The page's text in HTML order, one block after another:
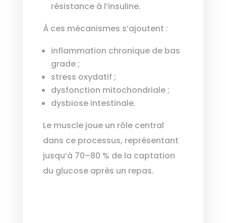
résistance à l’insuline.
À ces mécanismes s’ajoutent :
inflammation chronique de bas
grade ;
stress oxydatif ;
dysfonction mitochondriale ;
dysbiose intestinale.
Le muscle joue un rôle central
dans ce processus, représentant
jusqu’à 70–80 % de la captation
du glucose après un repas.